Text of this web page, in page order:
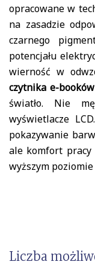
opracowane w
na zasadzie
czarnego
potencjału
wierność w
czytnika e-booków
światło. Nie
wyświetlacze
pokazywanie
ale komfort pracy
wyższym
Liczba